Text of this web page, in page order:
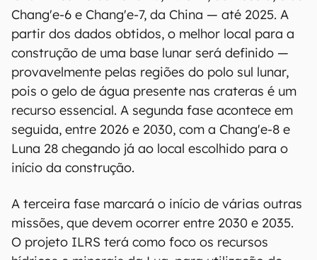
Chang'e-6 e Chang'e-7, da China — até 2025. A
partir dos dados obtidos, o melhor local para a
construção de uma base lunar será definido —
provavelmente pelas regiões do polo sul lunar,
pois o gelo de água presente nas crateras é um
recurso essencial. A segunda fase acontece em
seguida, entre 2026 e 2030, com a Chang'e-8 e
Luna 28 chegando já ao local escolhido para o
início da construção.
A terceira fase marcará o início de várias outras
missões, que devem ocorrer entre 2030 e 2035.
O projeto ILRS terá como foco os recursos